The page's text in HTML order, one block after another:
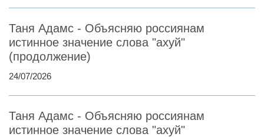
Таня Адамс - Объясняю россиянам
истинное значение слова "ахуй"
(продолжение)
24/07/2026
Таня Адамс - Объясняю россиянам
истинное значение слова "ахуй"